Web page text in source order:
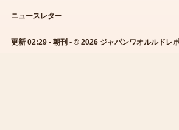
ニュースレター
更新 02:29 • 朝刊 • © 2026 ジャパンワオルルドレ